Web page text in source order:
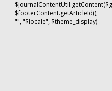
$footerContent.getArticleId(),
"", "$locale", $theme_display)